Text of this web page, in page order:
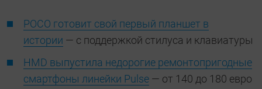
POCO готовит свой первый планшет в
истории — с поддержкой стилуса и клавиатуры
HMD выпустила недорогие ремонтопригодные
смартфоны линейки Pulse — от 140 до 180 евро